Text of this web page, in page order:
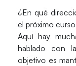
¿En qué
el próximo
Aquí hay
hablado con
objetivo es